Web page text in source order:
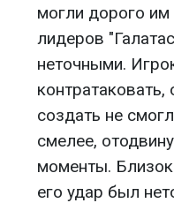
могли дорого
лидеров
неточными.
контратаковать,
создать не
смелее,
моменты.
его удар был